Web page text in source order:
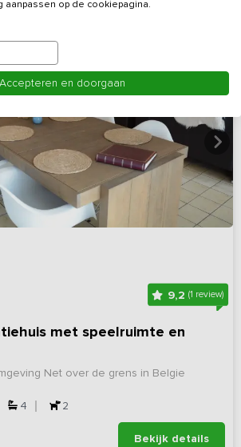
9,2 (1 review)
met speelruimte en
Net over de grens in Belgie
4 2
Bekijk details
op de cookiepagina.
Accepteren en doorgaan